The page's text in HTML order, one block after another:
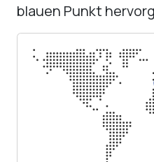
blauen Punkt